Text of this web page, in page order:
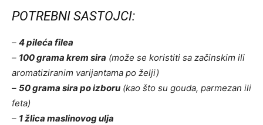
POTREBNI SASTOJCI:
– 4 pileća filea
– 100 grama krem sira (može se koristiti sa začinskim ili
aromatiziranim varijantama po želji)
– 50 grama sira po izboru (kao što su gouda, parmezan ili
feta)
– 1 žlica maslinovog ulja